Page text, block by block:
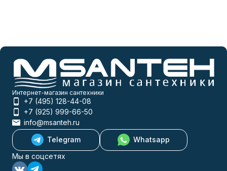
Интернет-магазин сантехники
+7 (495) 128-44-08
+7 (925) 999-66-50
info@msanteh.ru
Telegram
Whatsapp
Мы в соцсетях